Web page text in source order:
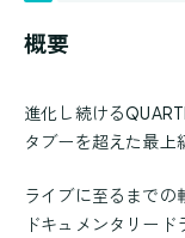
概要
進化し続ける
タブーを超えた最上
ライブに至るまでの
ドキュメンタリード